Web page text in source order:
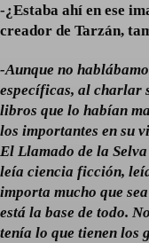
-¿Estaba ahí en ese
creador de Tarzán,
-Aunque no
específicas, al charlar
libros que lo habían
los importantes en su
El Llamado de la
leía ciencia ficción,
importa mucho que
está la base de todo.
tenía lo que tienen los